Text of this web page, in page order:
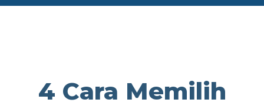
4 Cara Memilih